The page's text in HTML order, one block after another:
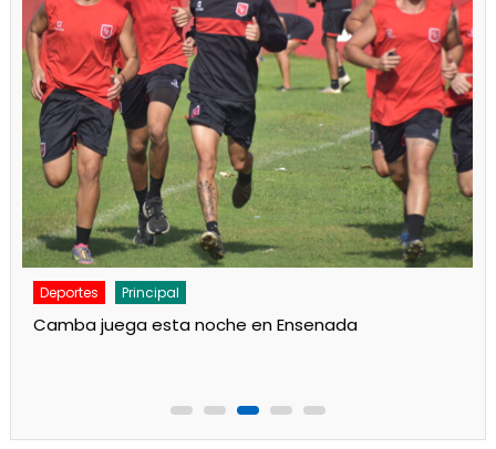
Deportes Noticias
Respaldo al Indio en Defensores